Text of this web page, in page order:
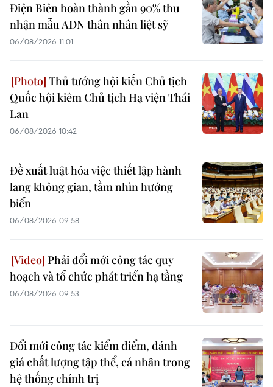
Điện Biên hoàn thành gần 90% thu
nhận mẫu ADN thân nhân liệt sỹ
06/08/2026 11:01
Thủ tướng hội kiến Chủ tịch
Quốc hội kiêm Chủ tịch Hạ viện Thái
Lan
06/08/2026 10:42
Đề xuất luật hóa việc thiết lập hành
lang không gian, tầm nhìn hướng
biển
06/08/2026 09:58
Phải đổi mới công tác quy
hoạch và tổ chức phát triển hạ tầng
06/08/2026 09:53
Đổi mới công tác kiểm điểm, đánh
giá chất lượng tập thể, cá nhân trong
hệ thống chính trị